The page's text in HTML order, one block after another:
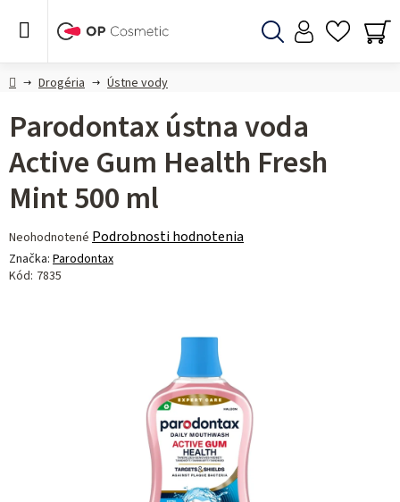
DomovDrogéria Ústne vody
Parodontax ústna voda
Active Gum Health Fresh
Mint 500 ml
Priemerné
hodnotenie
produktu
Neohodnotené Podrobnosti hodnotenia
Značka: Parodontax
Kód: 7835